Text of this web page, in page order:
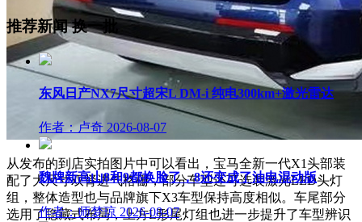
从发布的到店实拍图片中可以看出，宝马全新一代X1头部装
配了大尺寸双肾进气格栅，部分车型还可选装激光LED头灯
组，整体造型也与品牌旗下X3车型保持高度相似。车尾部分
选用了隐藏式布局，上方L形尾灯组也进一步提升了车型辨识
推荐新闻换一批
东风日产NX7尺寸超宋L DM-i 纯电300km+激光雷达
作者：卢奇 2026-08-07
魏牌新高山8和9都换脸了，8还变成了油电混动版
作者：师梦琼 2026-08-07